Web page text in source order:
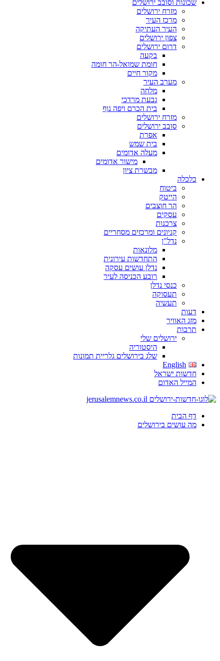
שכונות וסובב ירושלים
מזרח ירושלים
מרכז העיר
העיר העתיקה
צפון ירושלים
דרום ירושלים
בקעה
חומת שמואל-הר חומה
מקור חיים
מערב העיר
מלחה
גבעת מרדכי
בית הכרם ויפה נוף
מזרח ירושלים
סובב ירושלים
אפרת
בית שמש
מעלה אדומים
מישור אדומים
מבשרת ציון
כלכלה
ביטוח
הייטק
הר חוצבים
עסקים
צרכנות
קניונים ומרכזים מסחריים
נדל"ן
מלונאות
התחדשות עירונית
נדלן עושים עסקה
רובע הכניסה לעיר
כנסי נדלן
תעסוקה
תעשיה
דעות
מזג האוויר
תרבות
ירושלים שלי
היסטוריה
שלג בירושלים גלריית תמונות
English
חדשות ישראל
המייל האדום
דף הבית
מה עושים בירושלים